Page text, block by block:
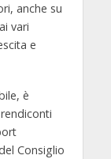
anche su
vari
e
è
Consiglio